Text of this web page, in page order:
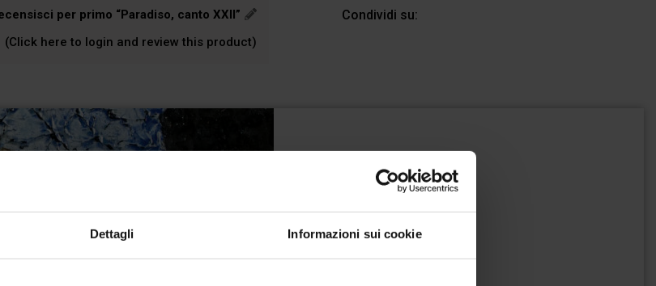
Dettagli Informazioni sui cookie
Condividi su:
per primo “Paradiso, canto XXII”
(Click here to login and review this product)